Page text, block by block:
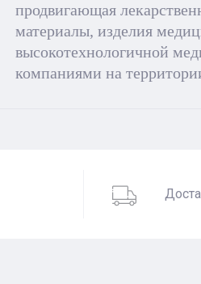
продвигающая
материалы, изделия
высокотехнологичной
компаниями на